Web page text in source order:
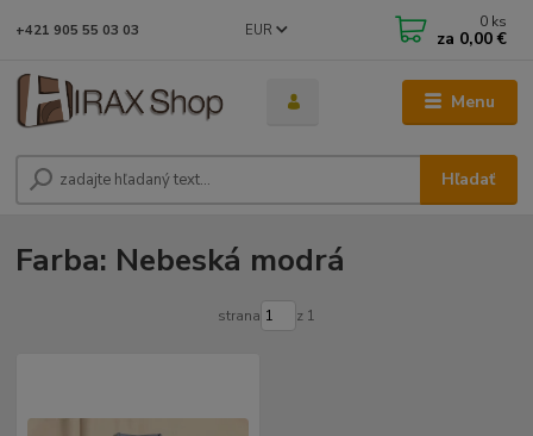
Menu
EUR
Hľadať
+421 905 55 03 03 0 ks
za 0,00 €
Farba: Nebeská modrá
strana z 1